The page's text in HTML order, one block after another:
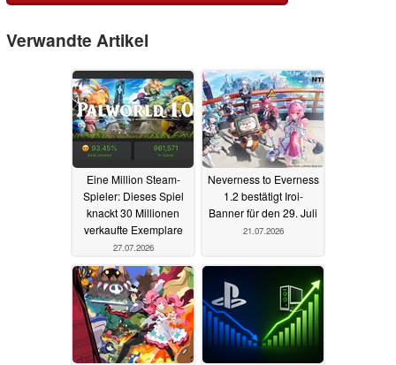
Verwandte Artikel
Eine Million Steam-
Spieler: Dieses Spiel
knackt 30 Millionen
verkaufte Exemplare
27.07.2026
Neverness to Everness
1.2 bestätigt Iroi-
Banner für den 29. Juli
21.07.2026